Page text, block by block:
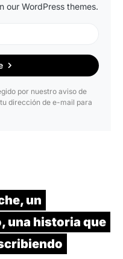
our WordPress themes.
por nuestro aviso de
dirección de e-mail para
un
una historia que